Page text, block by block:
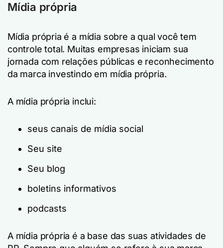
Mídia própria
Mídia própria é a mídia sobre a qual você tem
controle total. Muitas empresas iniciam sua
jornada com relações públicas e reconhecimento
da marca investindo em mídia própria.
A mídia própria inclui:
seus canais de mídia social
Seu site
Seu blog
boletins informativos
podcasts
A mídia própria é a base das suas atividades de